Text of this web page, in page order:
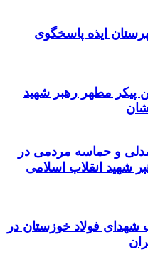
ایذه پاسخگوی
پیکر مطهر رهبر شهید
و حماسه مردمی در
شهید انقلاب اسلامی
شهدای فولاد خوزستان در